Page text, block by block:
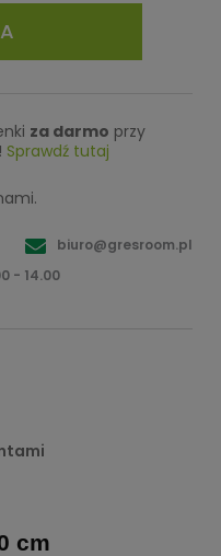
za darmo przy
Sprawdź tutaj
biuro@gresroom.pl
- 14.00
cm